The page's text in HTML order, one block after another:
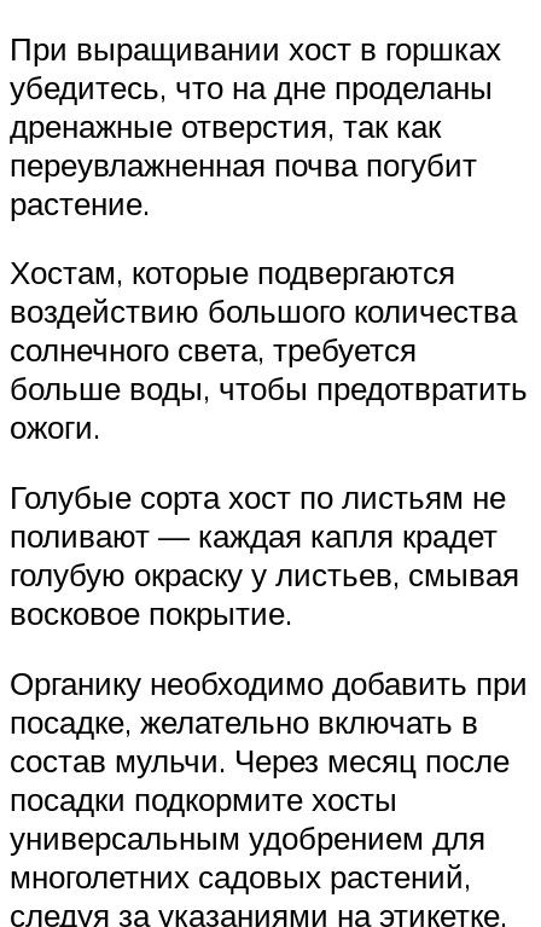
При выращивании хост в горшках
убедитесь, что на дне проделаны
дренажные отверстия, так как
переувлажненная почва погубит
растение.
Хостам, которые подвергаются
воздействию большого количества
солнечного света, требуется
больше воды, чтобы предотвратить
ожоги.
Голубые сорта хост по листьям не
поливают — каждая капля крадет
голубую окраску у листьев, смывая
восковое покрытие.
Органику необходимо добавить при
посадке, желательно включать в
состав мульчи. Через месяц после
посадки подкормите хосты
универсальным удобрением для
многолетних садовых растений,
следуя за указаниями на этикетке.